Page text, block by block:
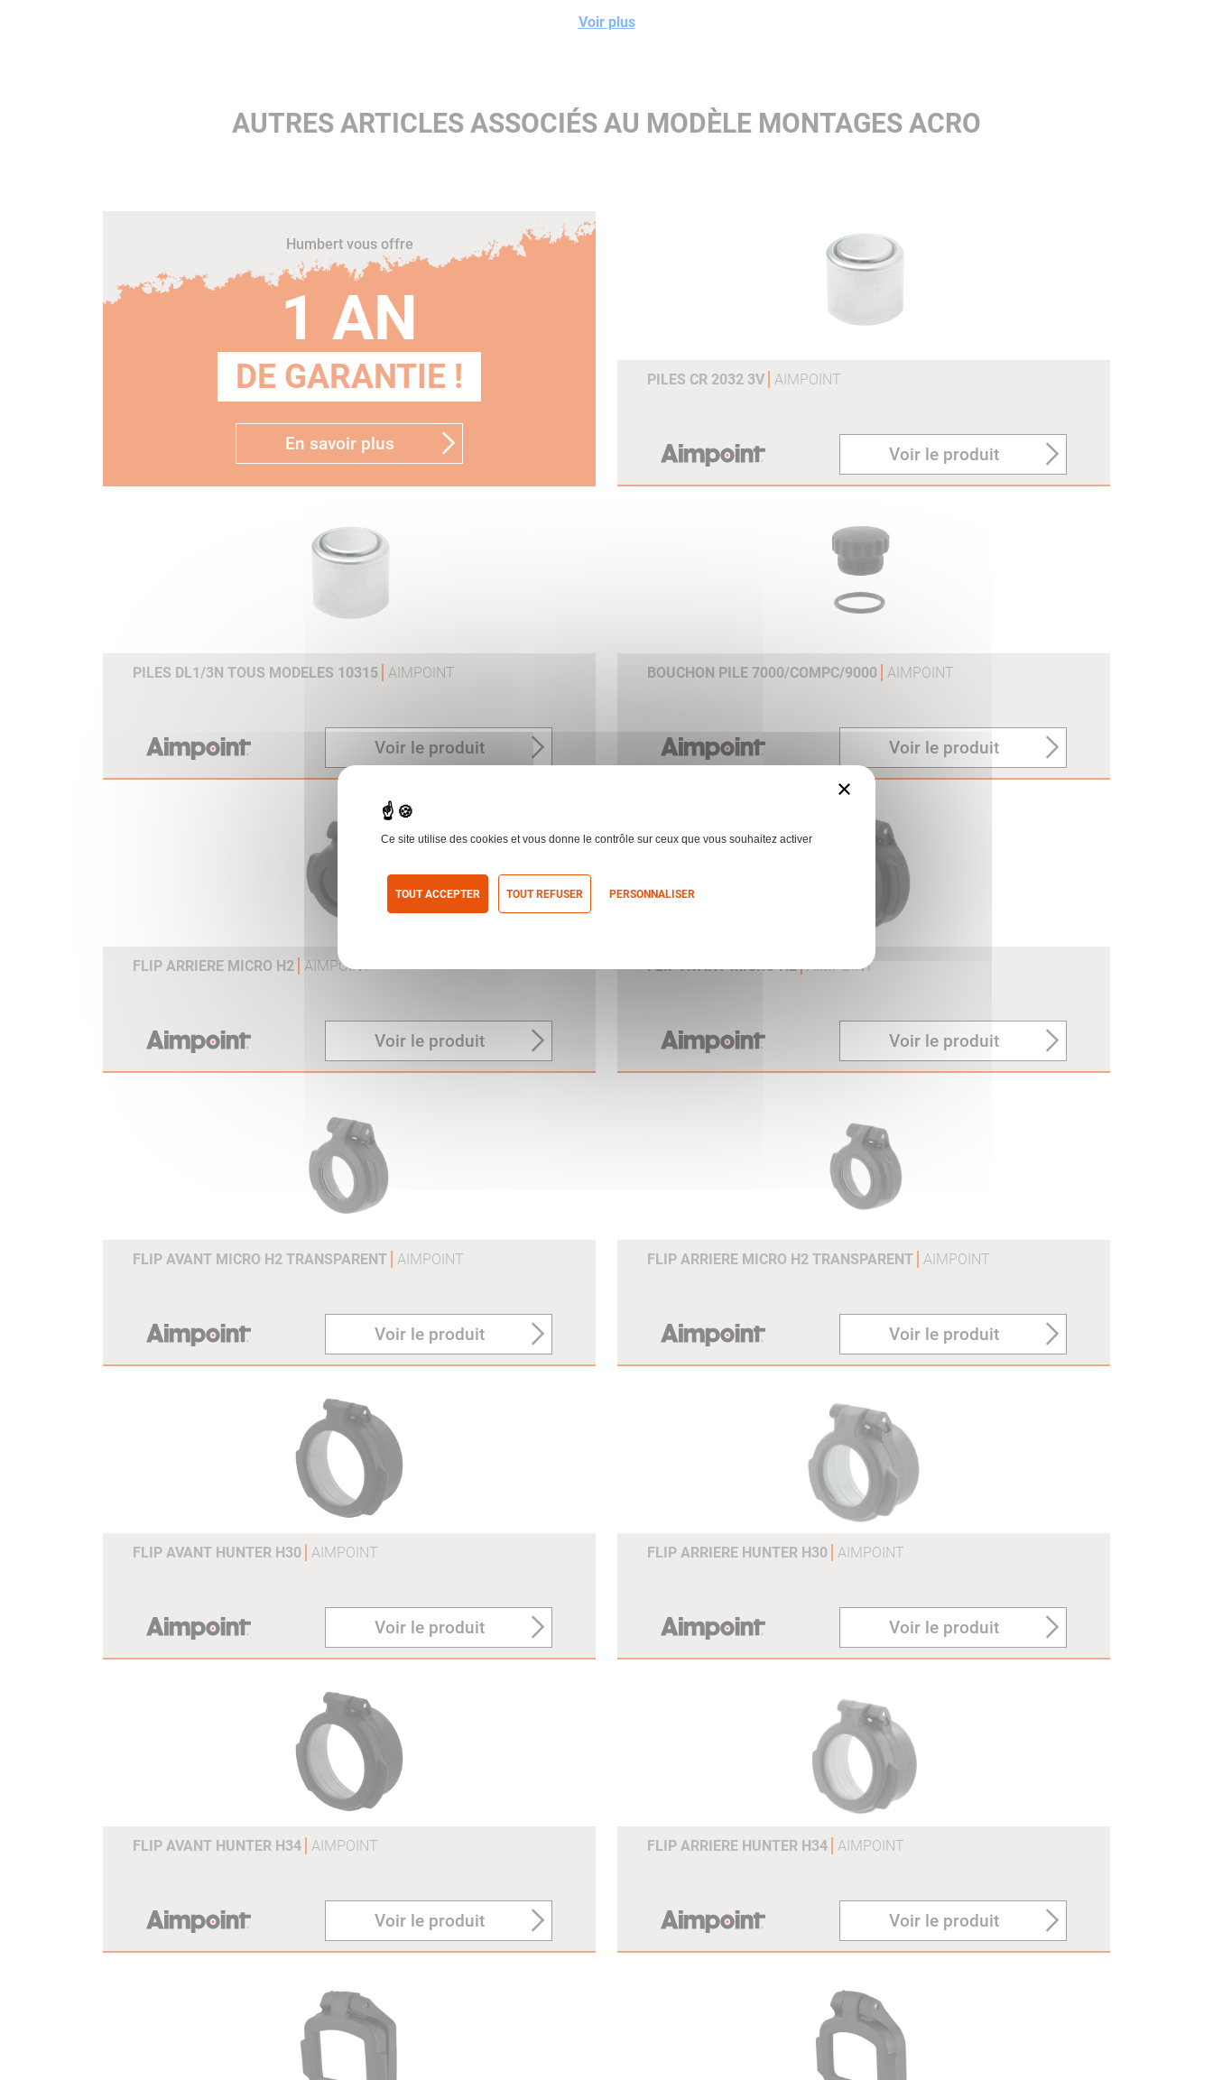
Voir plus
AUTRES ARTICLES ASSOCIÉS AU MODÈLE MONTAGES ACRO
Humbert vous offre
1 AN
DE GARANTIE !
En savoir plus
PILES CR 2032 3V AIMPOINT
Voir le produit
PILES DL1/3N TOUS MODELES 10315 AIMPOINT
Voir le produit
BOUCHON PILE 7000/COMPC/9000 AIMPOINT
Voir le produit
FLIP ARRIERE MICRO H2 AIMPOINT
Voir le produit
FLIP AVANT MICRO H2 AIMPOINT
Voir le produit
FLIP AVANT MICRO H2 TRANSPARENT AIMPOINT
Voir le produit
FLIP ARRIERE MICRO H2 TRANSPARENT AIMPOINT
Voir le produit
FLIP AVANT HUNTER H30 AIMPOINT
Voir le produit
FLIP ARRIERE HUNTER H30 AIMPOINT
Voir le produit
FLIP AVANT HUNTER H34 AIMPOINT
Voir le produit
FLIP ARRIERE HUNTER H34 AIMPOINT
Voir le produit
×
Ce site utilise des cookies et vous donne le contrôle sur ceux que vous souhaitez activer
TOUT ACCEPTER TOUT REFUSER PERSONNALISER